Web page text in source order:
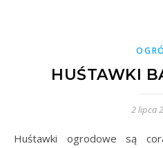
HUŚTAWKI
2 lipca
Huśtawki ogrodowe są coraz częściej spotykane w